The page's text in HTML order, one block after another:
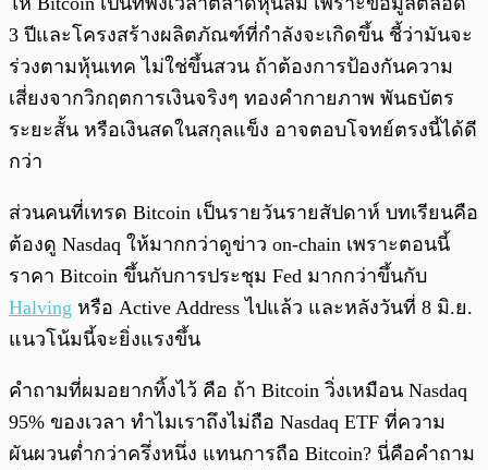
3 ปีและโครงสร้างผลิตภัณฑ์ที่กำลังจะเกิดขึ้น ชี้ว่ามันจะ
ร่วงตามหุ้นเทค ไม่ใช่ขึ้นสวน ถ้าต้องการป้องกันความ
เสี่ยงจากวิกฤตการเงินจริงๆ ทองคำกายภาพ พันธบัตร
ระยะสั้น หรือเงินสดในสกุลแข็ง อาจตอบโจทย์ตรงนี้ได้ดี
กว่า
ส่วนคนที่เทรด Bitcoin เป็นรายวันรายสัปดาห์ บทเรียนคือ
ต้องดู Nasdaq ให้มากกว่าดูข่าว on-chain เพราะตอนนี้
ราคา Bitcoin ขึ้นกับการประชุม Fed มากกว่าขึ้นกับ
Halving หรือ Active Address ไปแล้ว และหลังวันที่ 8 มิ.ย.
แนวโน้มนี้จะยิ่งแรงขึ้น
คำถามที่ผมอยากทิ้งไว้ คือ ถ้า Bitcoin วิ่งเหมือน Nasdaq
95% ของเวลา ทำไมเราถึงไม่ถือ Nasdaq ETF ที่ความ
ผันผวนต่ำกว่าครึ่งหนึ่ง แทนการถือ Bitcoin? นี่คือคำถาม